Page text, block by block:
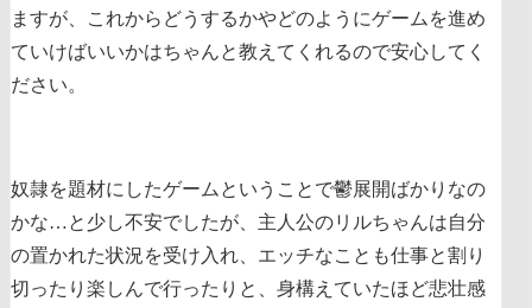
ますが、これからどうするかやどのようにゲームを進め
ていけばいいかはちゃんと教えてくれるので安心してく
ださい。
奴隷を題材にしたゲームということで鬱展開ばかりなの
かな…と少し不安でしたが、主人公のリルちゃんは自分
の置かれた状況を受け入れ、エッチなことも仕事と割り
切ったり楽しんで行ったりと、身構えていたほど悲壮感